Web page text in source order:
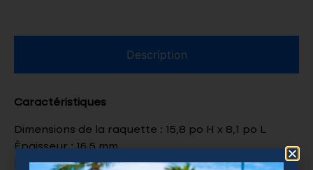
Description
Caractéristiques
Dimensions de la raquette : 15,8 po H x 8,1 po L
Épaisseur : 16,5 mm
Poids : 8.1/8.3 onze